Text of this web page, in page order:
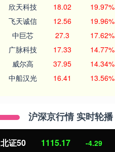
欣天科技 18.02 19.97%
飞天诚信 12.56 19.96%
中巨芯 27.3 17.62%
广脉科技 17.33 14.77%
威尔高 37.95 14.34%
中船汉光 16.41 13.56%
沪深京行情 实时轮播
北证50 1115.17 -4.29